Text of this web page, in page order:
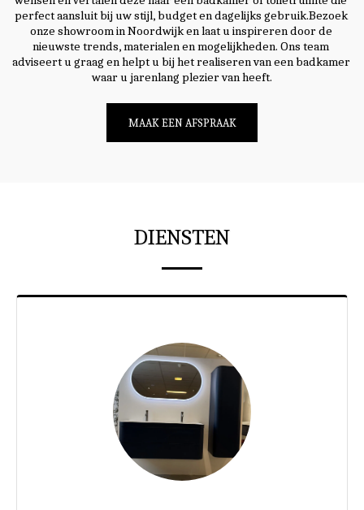
perfect aansluit bij uw stijl, budget en dagelijks gebruik.Bezoek
onze showroom in Noordwijk en laat u inspireren door de
nieuwste trends, materialen en mogelijkheden. Ons team
adviseert u graag en helpt u bij het realiseren van een badkamer
waar u jarenlang plezier van heeft.
MAAK EEN AFSPRAAK
DIENSTEN